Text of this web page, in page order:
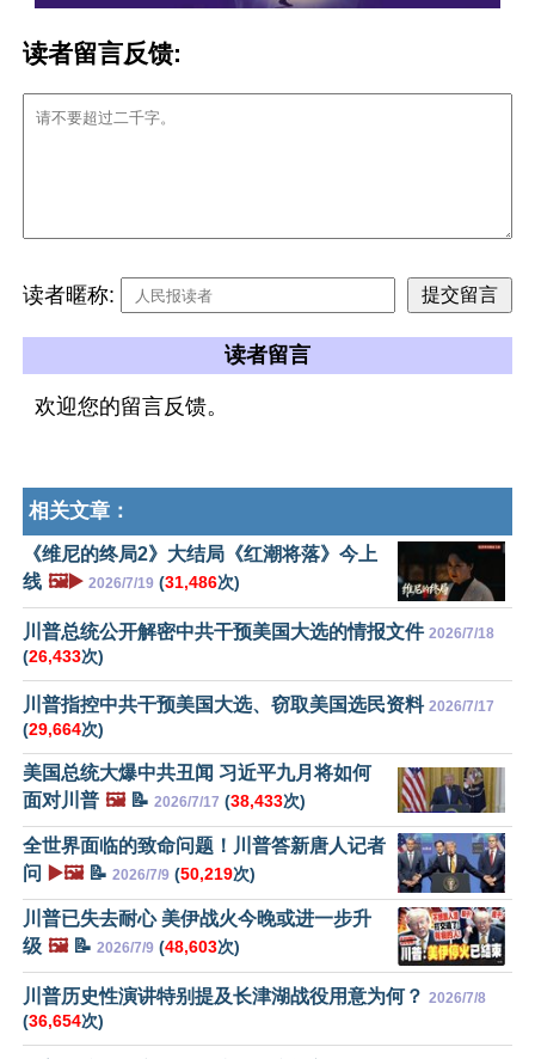
读者留言反馈:
读者暱称:
读者留言
欢迎您的留言反馈。
相关文章：
《维尼的终局2》大结局《红潮将落》今上
线 🖼️▶️ 2026/7/19 (31,486次)
川普总统公开解密中共干预美国大选的情报文件 2026/7/18
(26,433次)
川普指控中共干预美国大选、窃取美国选民资料 2026/7/17
(29,664次)
美国总统大爆中共丑闻 习近平九月将如何
面对川普 🖼️📝 2026/7/17 (38,433次)
全世界面临的致命问题！川普答新唐人记者
问 ▶️🖼️📝 2026/7/9 (50,219次)
川普已失去耐心 美伊战火今晚或进一步升
级 🖼️📝 2026/7/9 (48,603次)
川普历史性演讲特别提及长津湖战役用意为何？ 2026/7/8
(36,654次)